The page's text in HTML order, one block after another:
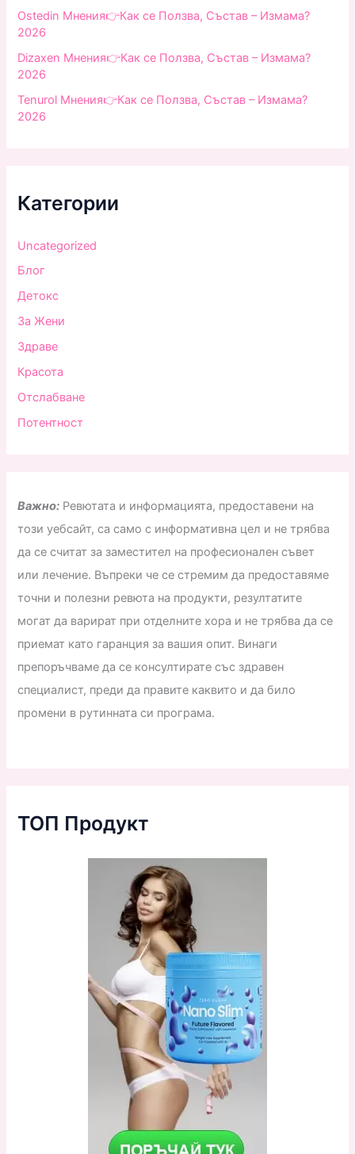
Ostedin Мнения👉Как се Ползва, Състав – Измама?
2026
Dizaxen Мнения👉Как се Ползва, Състав – Измама?
2026
Tenurol Мнения👉Как се Ползва, Състав – Измама?
2026
Категории
Uncategorized
Блог
Детокс
За Жени
Здраве
Красота
Отслабване
Потентност
Важно: Ревютата и информацията, предоставени на
този уебсайт, са само с информативна цел и не трябва
да се считат за заместител на професионален съвет
или лечение. Въпреки че се стремим да предоставяме
точни и полезни ревюта на продукти, резултатите
могат да варират при отделните хора и не трябва да се
приемат като гаранция за вашия опит. Винаги
препоръчваме да се консултирате със здравен
специалист, преди да правите каквито и да било
промени в рутинната си програма.
ТОП Продукт